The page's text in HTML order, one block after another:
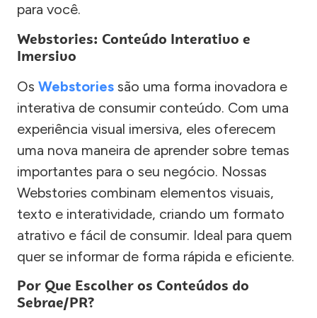
para você.
Webstories: Conteúdo Interativo e
Imersivo
Os Webstories são uma forma inovadora e
interativa de consumir conteúdo. Com uma
experiência visual imersiva, eles oferecem
uma nova maneira de aprender sobre temas
importantes para o seu negócio. Nossas
Webstories combinam elementos visuais,
texto e interatividade, criando um formato
atrativo e fácil de consumir. Ideal para quem
quer se informar de forma rápida e eficiente.
Por Que Escolher os Conteúdos do
Sebrae/PR?